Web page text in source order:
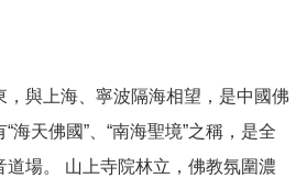
，與上海、寧波隔海相望，是中國佛
海天佛國”、“南海聖境”之稱，是全
道場。 山上寺院林立，佛教氛圍濃